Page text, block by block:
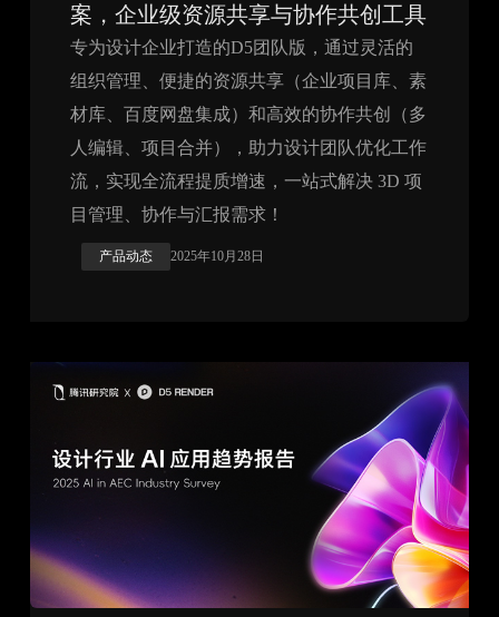
案，企业级资源共享与协作共创工具
专为设计企业打造的D5团队版，通过灵活的
组织管理、便捷的资源共享（企业项目库、素
材库、百度网盘集成）和高效的协作共创（多
人编辑、项目合并），助力设计团队优化工作
流，实现全流程提质增速，一站式解决 3D 项
目管理、协作与汇报需求！
产品动态 2025年10月28日